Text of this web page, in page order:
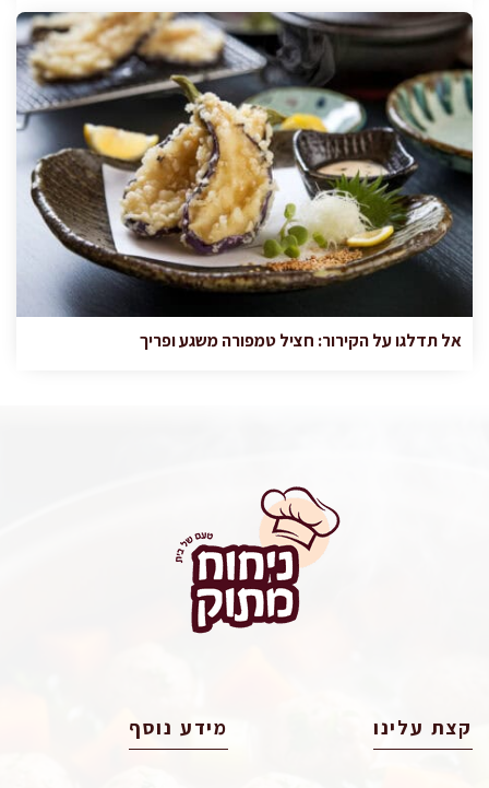
אל תדלגו על הקירור: חציל טמפורה משגע ופריך
קצת עלינו מידע נוסף